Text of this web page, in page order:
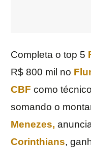
Completa o top 5
R$ 800 mil no
CBF como
somando o
Menezes,
Corinthians,